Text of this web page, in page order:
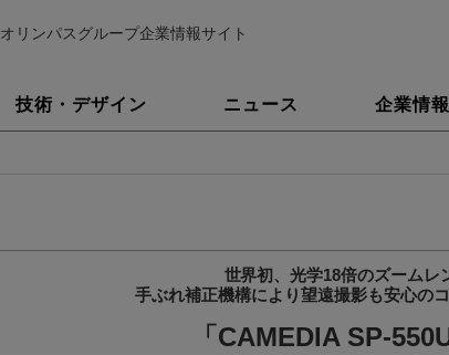
オリンパスグループ企業情報サイト
技術・デザイン ニュース 企業情報
世界初、光学18倍のズームレ
手ぶれ補正機構により望遠撮影も安心の
「CAMEDIA SP-